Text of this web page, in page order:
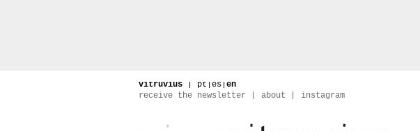
vitruvius | pt | es | en
receive the newsletter
about instagram